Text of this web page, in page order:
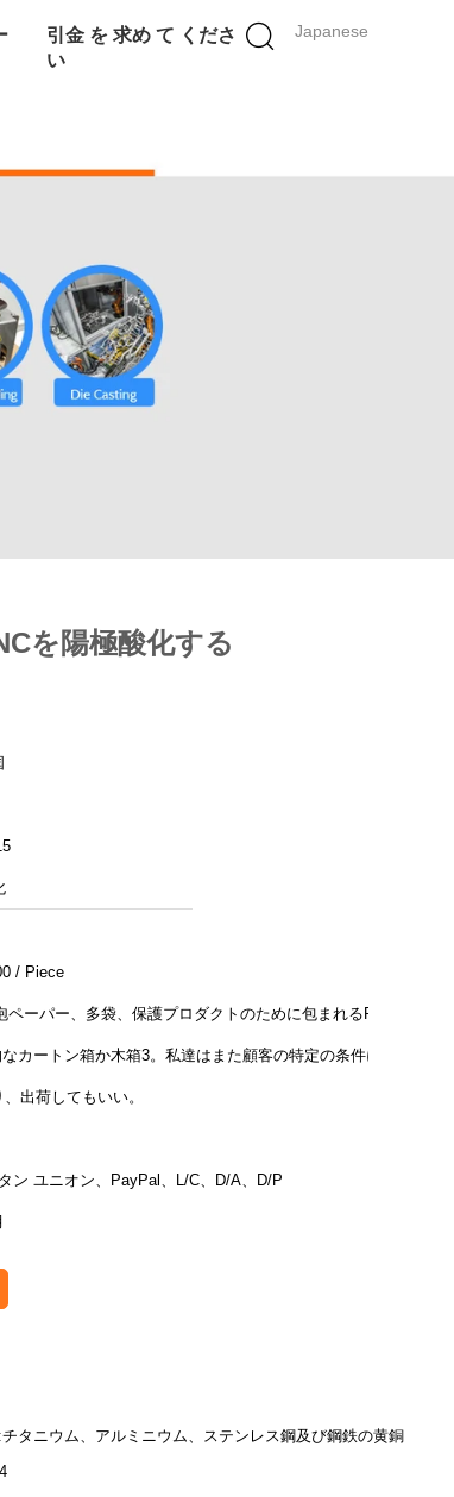
Japanese
引金 を 求め て くださ
い
を陽極酸化する
/ Piece
ペーパー、多袋、保護プロダクトのために包まれるPP
カートン箱か木箱3。私達はまた顧客の特定の条件に
出荷してもいい。
ン ユニオン、PayPal、L/C、D/A、D/P
タニウム、アルミニウム、ステンレス鋼及び鋼鉄の黄銅